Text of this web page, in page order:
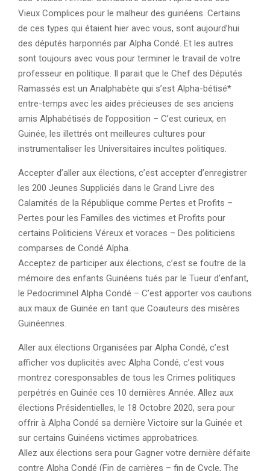
Vieux Complices pour le malheur des guinéens. Certains
de ces types qui étaient hier avec vous, sont aujourd’hui
des députés harponnés par Alpha Condé. Et les autres
sont toujours avec vous pour terminer le travail de votre
professeur en politique. Il parait que le Chef des Députés
Ramassés est un Analphabète qui s’est Alpha-bétisé*
entre-temps avec les aides précieuses de ses anciens
amis Alphabétisés de l’opposition – C’est curieux, en
Guinée, les illettrés ont meilleures cultures pour
instrumentaliser les Universitaires incultes politiques.
Accepter d’aller aux élections, c’est accepter d’enregistrer
les 200 Jeunes Suppliciés dans le Grand Livre des
Calamités de la République comme Pertes et Profits –
Pertes pour les Familles des victimes et Profits pour
certains Politiciens Véreux et voraces – Des politiciens
comparses de Condé Alpha.
Acceptez de participer aux élections, c’est se foutre de la
mémoire des enfants Guinéens tués par le Tueur d’enfant,
le Pedocriminel Alpha Condé – C’est apporter vos cautions
aux maux de Guinée en tant que Coauteurs des misères
Guinéennes.
Aller aux élections Organisées par Alpha Condé, c’est
afficher vos duplicités avec Alpha Condé, c’est vous
montrez coresponsables de tous les Crimes politiques
perpétrés en Guinée ces 10 dernières Année. Allez aux
élections Présidentielles, le 18 Octobre 2020, sera pour
offrir à Alpha Condé sa dernière Victoire sur la Guinée et
sur certains Guinéens victimes approbatrices.
Allez aux élections sera pour Gagner votre dernière défaite
contre Alpha Condé (Fin de carrières – fin de Cycle, The